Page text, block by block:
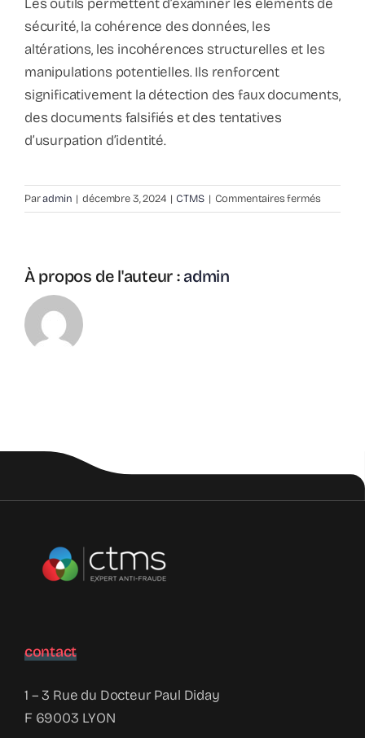
Les outils permettent d’examiner les éléments de
sécurité, la cohérence des données, les
altérations, les incohérences structurelles et les
manipulations potentielles. Ils renforcent
significativement la détection des faux documents,
des documents falsifiés et des tentatives
d’usurpation d’identité.
Paradmin | décembre 3, 2024 | CTMS | Commentaires ferméssur
Les
À propos de l'auteur : admin
contact
1 – 3 Rue du Docteur Paul Diday
F 69003 LYON